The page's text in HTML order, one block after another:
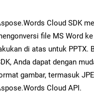
Cloud SDK
file MS Word
di atas untuk PPTX.
Anda dapat dengan
gambar, termasuk
Cloud API.